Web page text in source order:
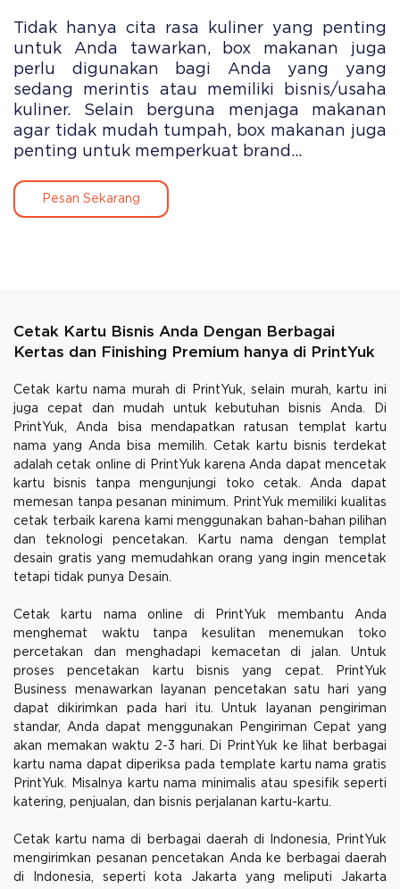
Tidak hanya cita rasa kuliner yang penting
untuk Anda tawarkan, box makanan juga
perlu digunakan bagi Anda yang yang
sedang merintis atau memiliki bisnis/usaha
kuliner. Selain berguna menjaga makanan
agar tidak mudah tumpah, box makanan juga
penting untuk memperkuat brand...
Pesan Sekarang
Cetak Kartu Bisnis Anda Dengan Berbagai
Kertas dan Finishing Premium hanya di PrintYuk
Cetak kartu nama murah di PrintYuk, selain murah, kartu ini
juga cepat dan mudah untuk kebutuhan bisnis Anda. Di
PrintYuk, Anda bisa mendapatkan ratusan templat kartu
nama yang Anda bisa memilih. Cetak kartu bisnis terdekat
adalah cetak online di PrintYuk karena Anda dapat mencetak
kartu bisnis tanpa mengunjungi toko cetak. Anda dapat
memesan tanpa pesanan minimum. PrintYuk memiliki kualitas
cetak terbaik karena kami menggunakan bahan-bahan pilihan
dan teknologi pencetakan. Kartu nama dengan templat
desain gratis yang memudahkan orang yang ingin mencetak
tetapi tidak punya Desain.
Cetak kartu nama online di PrintYuk membantu Anda
menghemat waktu tanpa kesulitan menemukan toko
percetakan dan menghadapi kemacetan di jalan. Untuk
proses pencetakan kartu bisnis yang cepat. PrintYuk
Business menawarkan layanan pencetakan satu hari yang
dapat dikirimkan pada hari itu. Untuk layanan pengiriman
standar, Anda dapat menggunakan Pengiriman Cepat yang
akan memakan waktu 2-3 hari. Di PrintYuk ke lihat berbagai
kartu nama dapat diperiksa pada template kartu nama gratis
PrintYuk. Misalnya kartu nama minimalis atau spesifik seperti
katering, penjualan, dan bisnis perjalanan kartu-kartu.
Cetak kartu nama di berbagai daerah di Indonesia, PrintYuk
mengirimkan pesanan pencetakan Anda ke berbagai daerah
di Indonesia, seperti kota Jakarta yang meliputi Jakarta